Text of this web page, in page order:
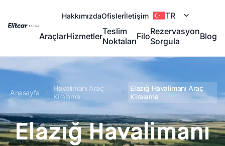
HakkımızdaOfislerİletişim TR
AraçlarHizmetlerTeslim
NoktalarıFiloRezervasyon
Sorgula
Blog
Anasayfa
Havalimanı Araç
Kiralama
Elazığ Havalimanı Araç
Kiralama
Elazığ Havalimanı